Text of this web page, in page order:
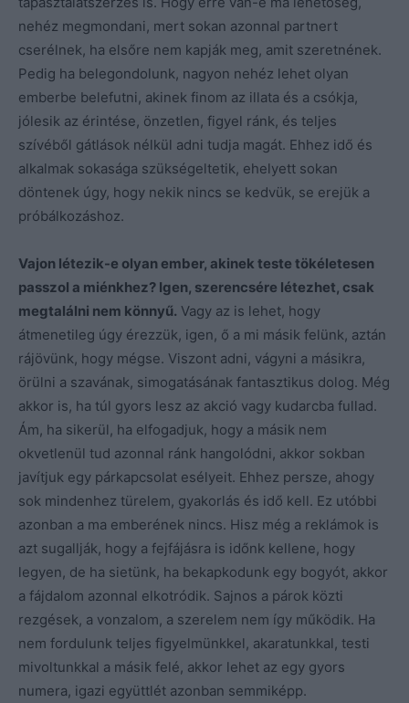
nehéz megmondani, mert sokan azonnal partnert
cserélnek, ha elsőre nem kapják meg, amit szeretnének.
Pedig ha belegondolunk, nagyon nehéz lehet olyan
emberbe belefutni, akinek finom az illata és a csókja,
jólesik az érintése, önzetlen, figyel ránk, és teljes
szívéből gátlások nélkül adni tudja magát. Ehhez idő és
alkalmak sokasága szükségeltetik, ehelyett sokan
döntenek úgy, hogy nekik nincs se kedvük, se erejük a
próbálkozáshoz.
Vajon létezik-e olyan ember, akinek teste tökéletesen
passzol a miénkhez? Igen, szerencsére létezhet, csak
megtalálni nem könnyű. Vagy az is lehet, hogy
átmenetileg úgy érezzük, igen, ő a mi másik felünk, aztán
rájövünk, hogy mégse. Viszont adni, vágyni a másikra,
örülni a szavának, simogatásának fantasztikus dolog. Még
akkor is, ha túl gyors lesz az akció vagy kudarcba fullad.
Ám, ha sikerül, ha elfogadjuk, hogy a másik nem
okvetlenül tud azonnal ránk hangolódni, akkor sokban
javítjuk egy párkapcsolat esélyeit. Ehhez persze, ahogy
sok mindenhez türelem, gyakorlás és idő kell. Ez utóbbi
azonban a ma emberének nincs. Hisz még a reklámok is
azt sugallják, hogy a fejfájásra is időnk kellene, hogy
legyen, de ha sietünk, ha bekapkodunk egy bogyót, akkor
a fájdalom azonnal elkotródik. Sajnos a párok közti
rezgések, a vonzalom, a szerelem nem így működik. Ha
nem fordulunk teljes figyelmünkkel, akaratunkkal, testi
mivoltunkkal a másik felé, akkor lehet az egy gyors
numera, igazi együttlét azonban semmiképp.